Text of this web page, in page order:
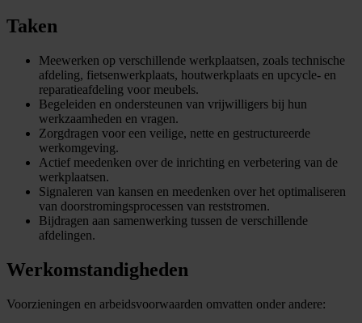
Taken
Meewerken op verschillende werkplaatsen, zoals technische
afdeling, fietsenwerkplaats, houtwerkplaats en upcycle- en
reparatieafdeling voor meubels.
Begeleiden en ondersteunen van vrijwilligers bij hun
werkzaamheden en vragen.
Zorgdragen voor een veilige, nette en gestructureerde
werkomgeving.
Actief meedenken over de inrichting en verbetering van de
werkplaatsen.
Signaleren van kansen en meedenken over het optimaliseren
van doorstromingsprocessen van reststromen.
Bijdragen aan samenwerking tussen de verschillende
afdelingen.
Werkomstandigheden
Voorzieningen en arbeidsvoorwaarden omvatten onder andere: